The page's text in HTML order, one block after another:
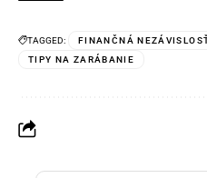
TAGGED: FINANČNÁ
TIPY NA ZARÁBANIE